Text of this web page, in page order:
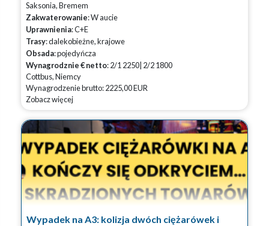
Saksonia, Bremem
Zakwaterowanie: W aucie
Uprawnienia: C+E
Trasy: dalekobieżne, krajowe
Obsada: pojedyńcza
Wynagrodznie € netto: 2/1 2250| 2/2 1800
Cottbus, Niemcy
Wynagrodzenie brutto: 2225,00 EUR
Zobacz więcej
Wypadek na A3: kolizja dwóch ciężarówek i